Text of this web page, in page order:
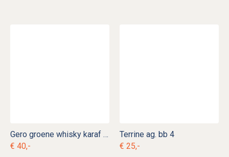
Gero groene whisky karaf Georg Nilsson
€ 40,-
Terrine ag. bb 4
€ 25,-